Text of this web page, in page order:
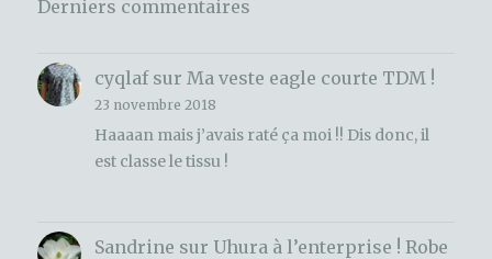
Derniers commentaires
cyqlafsur Ma veste eagle courte TDM !
23 novembre 2018
Haaaan mais j’avais raté ça moi !! Dis donc, il
est classe le tissu !
Sandrine sur Uhura à l’enterprise ! Robe